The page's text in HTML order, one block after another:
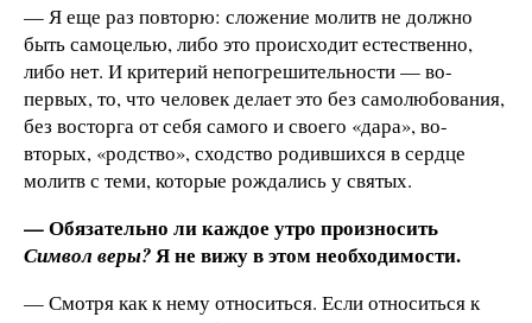
— Я еще раз повторю: сложение молитв не должно
быть самоцелью, либо это происходит естественно,
либо нет. И критерий непогрешительности — во-
первых, то, что человек делает это без самолюбования,
без восторга от себя самого и своего «дара», во-
вторых, «родство», сходство родившихся в сердце
молитв с теми, которые рождались у святых.
— Обязательно ли каждое утро произносить
Символ веры?Я не вижу в этом необходимости.
— Смотря как к нему относиться. Если относиться к